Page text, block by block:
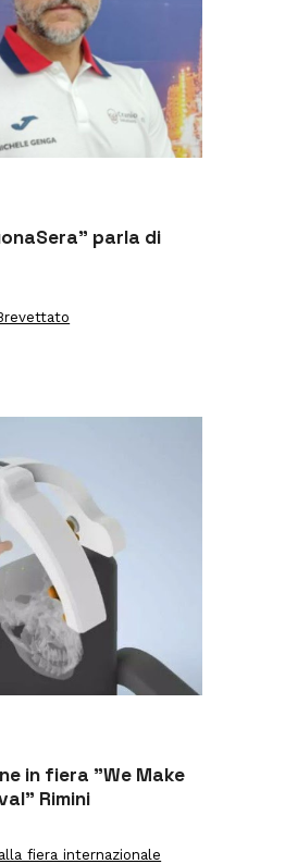
parla di
in fiera "We Make
Rimini
fiera internazionale